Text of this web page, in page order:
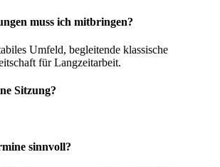
muss ich mitbringen?
Umfeld, begleitende klassische
für Langzeit­arbeit.
Sitzung?
sinnvoll?